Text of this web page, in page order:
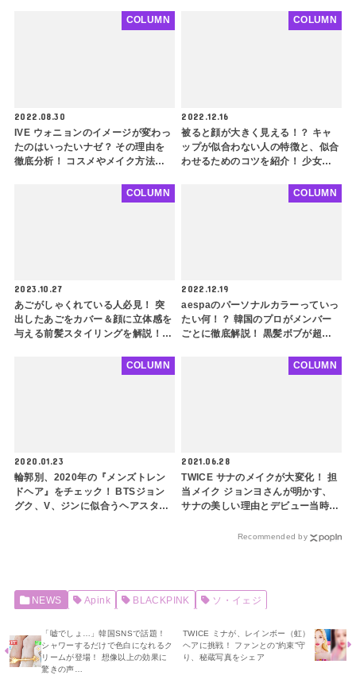
引き算メイクで垢抜けへ一歩前進
アップスタイル、レイヤードカッ
ト、チョッピーバング・・ ポイン
2022.08.30
IVE ウォニョンのイメージが変わっ
たのはいったいナゼ？ その理由を
徹底分析！ コスメやメイク方法な
イメチェンのポイントも解説
COLUMN
2022.12.16
被ると顔が大きく見える！？ キャ
ップが似合わない人の特徴と、似合
わせるためのコツを紹介！ 少女時
合わない・・ その理由とは？
COLUMN
2023.10.27
あごがしゃくれている人必見！ 突
出したあごをカバー＆顔に立体感を
与える前髪スタイリングを解説！
COLUMN
2022.12.19
aespaのパーソナルカラーっていっ
たい何！？ 韓国のプロがメンバー
ごとに徹底解説！ 黒髪ボブが超似
意外な診断結果を要チェック
COLUMN
2020.01.23
輪郭別、2020年の『メンズトレン
ドヘア』をチェック！ BTSジョン
グク、V、ジンに似合うヘアスタイ
COLUMN
2021.06.28
TWICE サナのメイクが大変化！ 担
当メイク ジョンヨさんが明かす、
サナの美しい理由とデビュー当時よ
COLUMN
Recommended by
NEWS Apink BLACKPINK ソ・イェジ
「嘘でしょ…」韓国SNSで話題！
シャワーするだけで色白になれるク
リームが登場！ 想像以上の効果に
驚きの声…
TWICE ミナが、レインボー（虹）
ヘアに挑戦！ ファンとの“約束”守
り、秘蔵写真をシェア